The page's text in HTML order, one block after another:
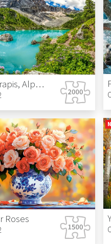
Lake Sorapis, Alps, Italy
Roses